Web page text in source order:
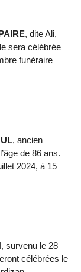
, dite Ali,
sera célébrée
funéraire
, ancien
de 86 ans.
2024, à 15
, survenu le 28
célébrées le